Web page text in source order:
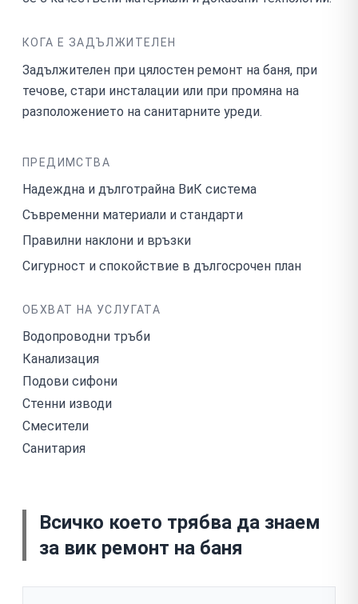
КОГА Е ЗАДЪЛЖИТЕЛЕН
Задължителен при цялостен ремонт на баня, при
течове, стари инсталации или при промяна на
разположението на санитарните уреди.
ПРЕДИМСТВА
Надеждна и дълготрайна ВиК система
Съвременни материали и стандарти
Правилни наклони и връзки
Сигурност и спокойствие в дългосрочен план
ОБХВАТ НА УСЛУГАТА
Водопроводни тръби
Канализация
Подови сифони
Стенни изводи
Смесители
Санитария
Всичко което трябва да знаем
за вик ремонт на баня